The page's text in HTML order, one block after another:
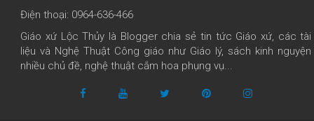
Điện thoại: 0964-636-466
Giáo xứ Lộc Thủy là Blogger chia sẻ tin tức Giáo xứ, các tài
liệu và Nghệ Thuật Công giáo như Giáo lý, sách kinh nguyện
nhiều chủ đề, nghệ thuật cắm hoa phụng vụ...